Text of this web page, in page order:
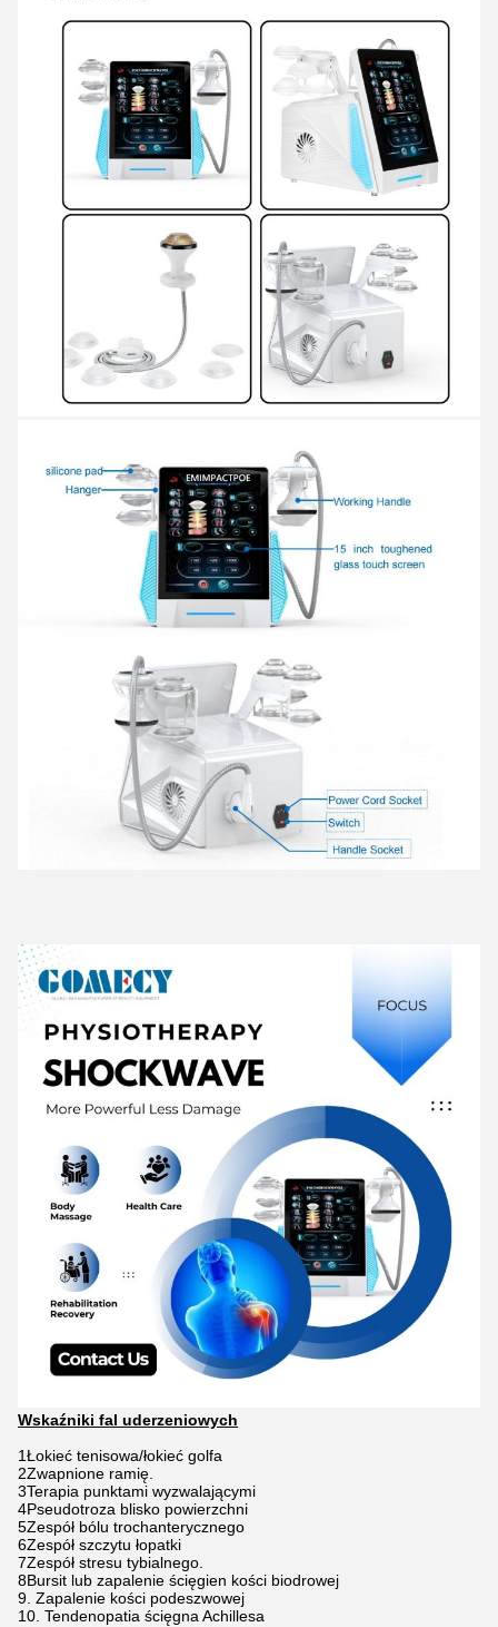
Wskaźniki fal uderzeniowych
1Łokieć tenisowa/łokieć golfa
2Zwapnione ramię.
3Terapia punktami wyzwalającymi
4Pseudotroza blisko powierzchni
5Zespół bólu trochanterycznego
6Zespół szczytu łopatki
7Zespół stresu tybialnego.
8Bursit lub zapalenie ścięgien kości biodrowej
9. Zapalenie kości podeszwowej
10. Tendenopatia ścięgna Achillesa